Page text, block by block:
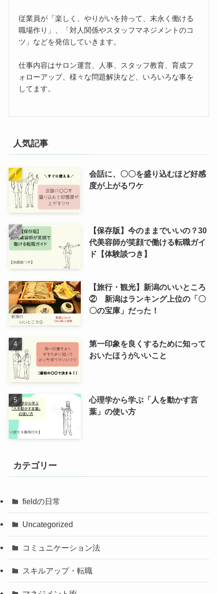
従業員が「楽しく、やりがいを持って、末永く働ける
職場作り」、「対人関係やスタッフマネジメントのコ
ツ」などを発信していきます。
仕事内容はサロン運営、人事、スタッフ教育、育成フ
ォローアップ、様々な問題解決など、いろいろな事を
してます。
人気記事
会話に、〇〇を盛り込むほど好感
度が上がるワケ
【保存版】今のままでいいの？30
代美容師が笑顔で働ける転職ガイ
ド【体験談つき】
【旅行・観光】新潟のいいところ
② 新潟はランキング上位の「〇
〇の宝庫」だった！
第一印象を良くするために知って
おいたほうがいいこと
心理学から学ぶ「人を動かす言
葉」の使い方
カテゴリー
fieldの日常
Uncategorized
コミュニケーション法
スキルアップ・転職